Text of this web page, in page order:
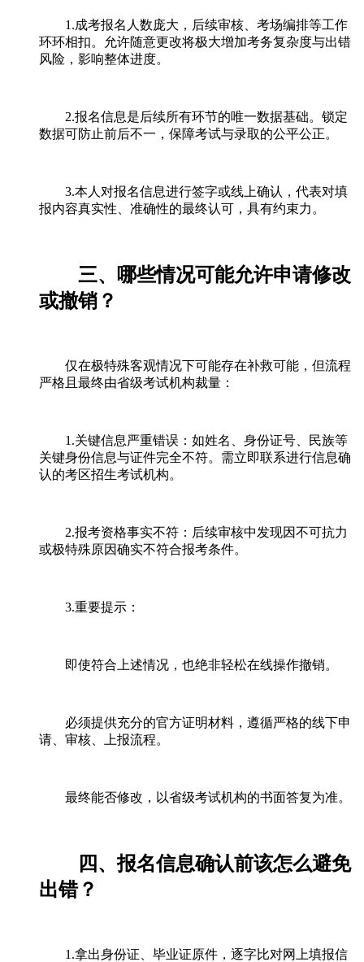
1.成考报名人数庞大，后续审核、考场编排等工作
环环相扣。允许随意更改将极大增加考务复杂度与出错
风险，影响整体进度。
2.报名信息是后续所有环节的唯一数据基础。锁定
数据可防止前后不一，保障考试与录取的公平公正。
3.本人对报名信息进行签字或线上确认，代表对填
报内容真实性、准确性的最终认可，具有约束力。
三、哪些情况可能允许申请修改
或撤销？
仅在极特殊客观情况下可能存在补救可能，但流程
严格且最终由省级考试机构裁量：
1.关键信息严重错误：如姓名、身份证号、民族等
关键身份信息与证件完全不符。需立即联系进行信息确
认的考区招生考试机构。
2.报考资格事实不符：后续审核中发现因不可抗力
或极特殊原因确实不符合报考条件。
3.重要提示：
即使符合上述情况，也绝非轻松在线操作撤销。
必须提供充分的官方证明材料，遵循严格的线下申
请、审核、上报流程。
最终能否修改，以省级考试机构的书面答复为准。
四、报名信息确认前该怎么避免
出错？
1.拿出身份证、毕业证原件，逐字比对网上填报信